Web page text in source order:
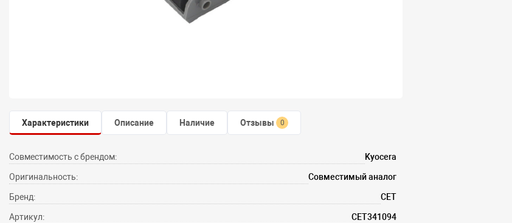
Характеристики Описание Наличие Отзывы 0
Совместимость с брендом: Kyocera
Оригинальность: Совместимый аналог
Бренд: CET
Артикул: CET341094